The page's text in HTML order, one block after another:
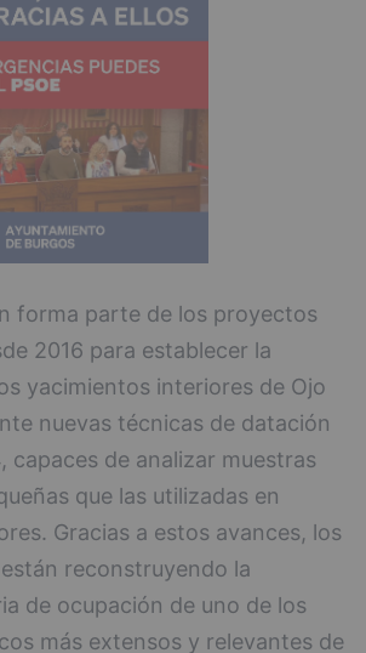
forma parte de los proyectos
2016 para establecer la
yacimientos interiores de Ojo
nuevas técnicas de datación
capaces de analizar muestras
que las utilizadas en
Gracias a estos avances, los
reconstruyendo la
de ocupación de uno de los
más extensos y relevantes de